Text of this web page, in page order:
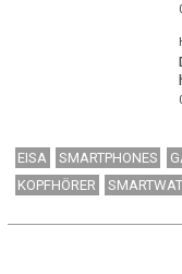
EISA SMARTPHONES
KOPFHÖRER